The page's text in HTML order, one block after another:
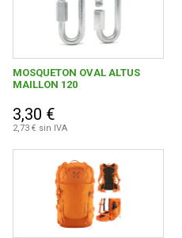
MOSQUETON OVAL ALTUS
MAILLON 120
3,30 €
2,73 € sin IVA